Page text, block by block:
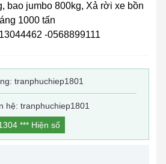
bao jumbo 800kg, Xả rời xe bồn
1000 tấn
-0568899111
tranphuchiep1801
hệ: tranphuchiep1801
*** Hiện số